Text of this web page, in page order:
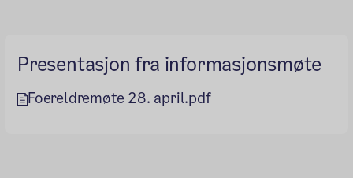
Presentasjon fra informasjonsmøte
Foereldremøte 28. april.pdf